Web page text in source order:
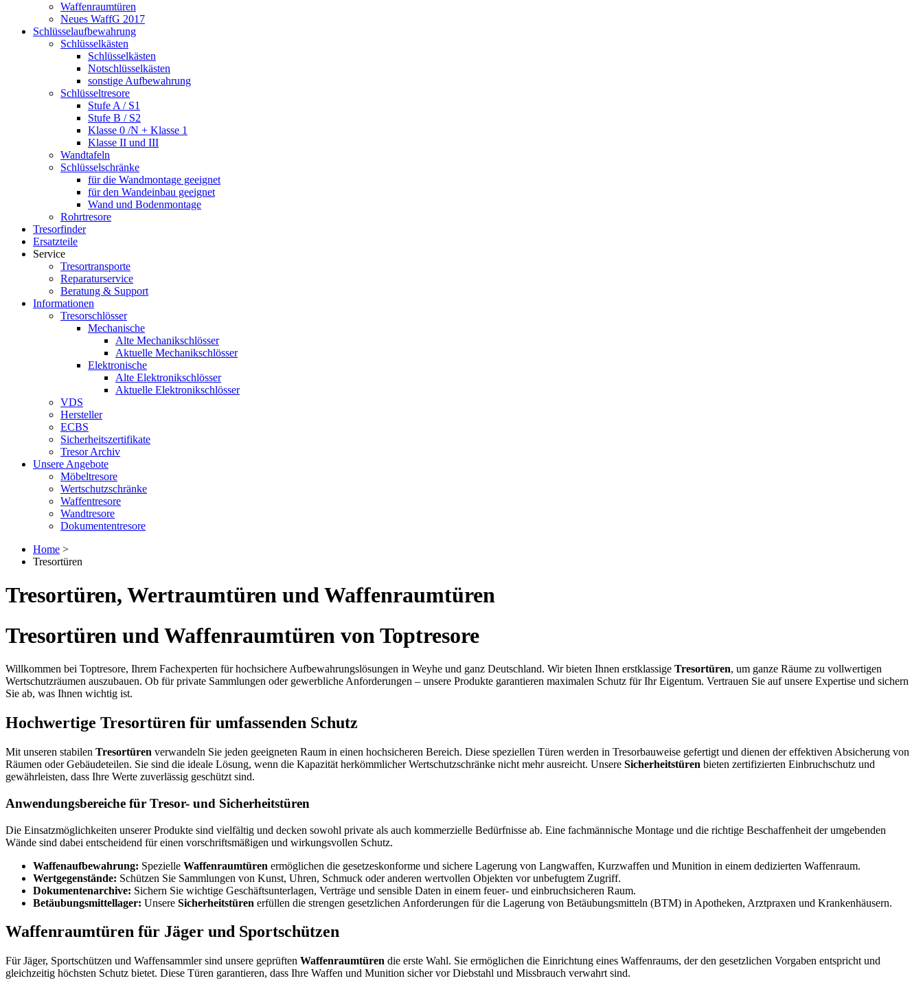
Waffenraumtüren
Neues WaffG 2017
Schlüsselaufbewahrung
Schlüsselkästen
Schlüsselkästen
Notschlüsselkästen
sonstige Aufbewahrung
Schlüsseltresore
Stufe A / S1
Stufe B / S2
Klasse 0 /N + Klasse 1
Klasse II und III
Wandtafeln
Schlüsselschränke
für die Wandmontage geeignet
für den Wandeinbau geeignet
Wand und Bodenmontage
Rohrtresore
Tresorfinder
Ersatzteile
Service
Tresortransporte
Reparaturservice
Beratung & Support
Informationen
Tresorschlösser
Mechanische
Alte Mechanikschlösser
Aktuelle Mechanikschlösser
Elektronische
Alte Elektronikschlösser
Aktuelle Elektronikschlösser
VDS
Hersteller
ECBS
Sicherheitszertifikate
Tresor Archiv
Unsere Angebote
Möbeltresore
Wertschutzschränke
Waffentresore
Wandtresore
Dokumententresore
Home >
Tresortüren
Tresortüren, Wertraumtüren und Waffenraumtüren
Tresortüren und Waffenraumtüren von Toptresore
Willkommen bei Toptresore, Ihrem Fachexperten für hochsichere Aufbewahrungslösungen in Weyhe und ganz Deutschland. Wir bieten Ihnen erstklassige Tresortüren, um ganze Räume zu vollwertigen
Wertschutzräumen auszubauen. Ob für private Sammlungen oder gewerbliche Anforderungen – unsere Produkte garantieren maximalen Schutz für Ihr Eigentum. Vertrauen Sie auf unsere Expertise und sichern
Sie ab, was Ihnen wichtig ist.
Hochwertige Tresortüren für umfassenden Schutz
Mit unseren stabilen Tresortüren verwandeln Sie jeden geeigneten Raum in einen hochsicheren Bereich. Diese speziellen Türen werden in Tresorbauweise gefertigt und dienen der effektiven Absicherung von
Räumen oder Gebäudeteilen. Sie sind die ideale Lösung, wenn die Kapazität herkömmlicherWertschutzschränke nicht mehr ausreicht. Unsere Sicherheitstüren bieten zertifizierten Einbruchschutz und
gewährleisten, dass Ihre Werte zuverlässig geschützt sind.
Anwendungsbereiche für Tresor- und Sicherheitstüren
Die Einsatzmöglichkeiten unserer Produkte sind vielfältig und decken sowohl private als auch kommerzielle Bedürfnisse ab. Eine fachmännische Montage und die richtige Beschaffenheit der umgebenden
Wände sind dabei entscheidend für einen vorschriftsmäßigen und wirkungsvollen Schutz.
Waffenaufbewahrung: Spezielle Waffenraumtüren ermöglichen die gesetzeskonforme und sichere Lagerung von Langwaffen, Kurzwaffen und Munition in einem dedizierten Waffenraum.
Wertgegenstände: Schützen Sie Sammlungen von Kunst, Uhren, Schmuck oder anderen wertvollen Objekten vor unbefugtem Zugriff.
Dokumentenarchive: Sichern Sie wichtige Geschäftsunterlagen, Verträge und sensible Daten in einem feuer- und einbruchsicheren Raum.
Betäubungsmittellager: Unsere Sicherheitstüren erfüllen die strengen gesetzlichen Anforderungen für die Lagerung von Betäubungsmitteln (BTM) in Apotheken, Arztpraxen und Krankenhäusern.
Waffenraumtüren für Jäger und Sportschützen
Für Jäger, Sportschützen und Waffensammler sind unsere geprüften Waffenraumtüren die erste Wahl. Sie ermöglichen die Einrichtung eines Waffenraums, der den gesetzlichen Vorgaben entspricht und
gleichzeitig höchsten Schutz bietet. Diese Türen garantieren, dass Ihre Waffen und Munition sicher vor Diebstahl und Missbrauch verwahrt sind.